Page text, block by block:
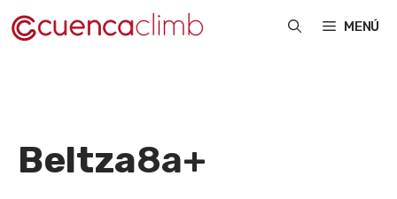
Saltar
al
MENÚ
Beltza8a+